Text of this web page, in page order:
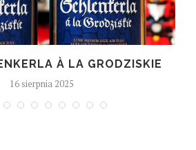
À LA GRODZISKIE
16 sierpnia 2025